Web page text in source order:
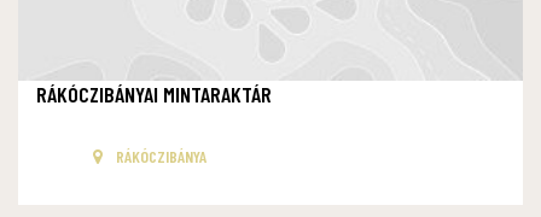
RÁKÓCZIBÁNYAI MINTARAKTÁR
RÁKÓCZIBÁNYA